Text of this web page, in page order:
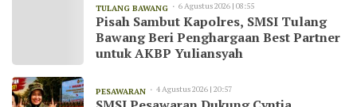
TULANG BAWANG 6 Agustus 2026 | 08:55
Pisah Sambut Kapolres, SMSI Tulang
Bawang Beri Penghargaan Best Partner
untuk AKBP Yuliansyah
PESAWARAN 4 Agustus 2026 | 20:57